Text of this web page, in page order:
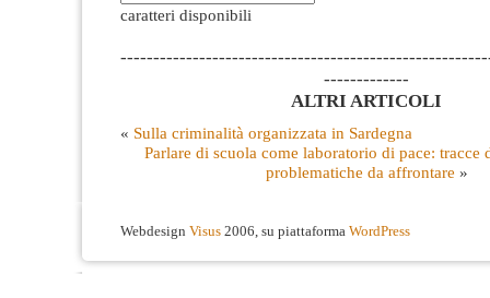
caratteri disponibili
-------------
ALTRI ARTICOLI
« Sulla criminalità organizzata in Sardegna
Parlare di scuola come laboratorio di pace: tracce
problematiche da affrontare »
Webdesign Visus 2006, su piattaforma WordPress